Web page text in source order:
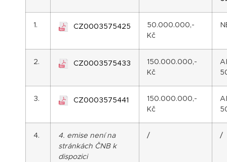
1. CZ0003575425
50.000.000,-
Kč
2. CZ0003575433
150.000.000,-
Kč
3. CZ0003575441
150.000.000,-
Kč
4.
4. emise není na
stránkách ČNB k
dispozici
/ /